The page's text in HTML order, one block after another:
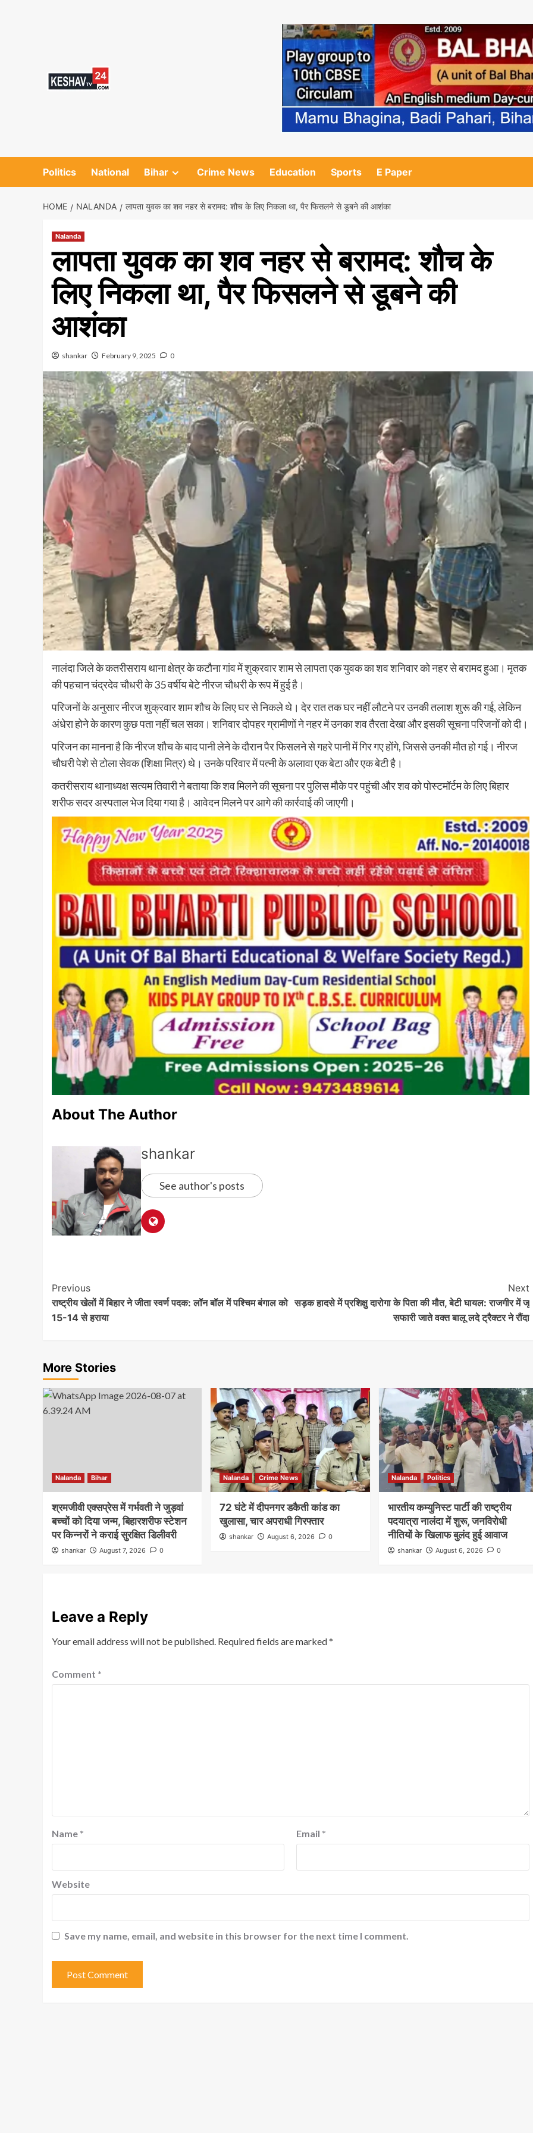
Politics National Bihar Crime News Education Sports E Paper
HOME NALANDA लापता युवक का शव नहर से बरामद: शौच के लिए निकला था, पैर फिसलने से डूबने की आशंका
Nalanda
लापता युवक का शव नहर से बरामद: शौच के
लिए निकला था, पैर फिसलने से डूबने की
आशंका
shankar February 9, 2025 0
नालंदा जिले के कतरीसराय थाना क्षेत्र के कटौना गांव में शुक्रवार शाम से लापता एक युवक का शव शनिवार को नहर से बरामद हुआ। मृतक
की पहचान चंद्रदेव चौधरी के 35 वर्षीय बेटे नीरज चौधरी के रूप में हुई है।
परिजनों के अनुसार नीरज शुक्रवार शाम शौच के लिए घर से निकले थे। देर रात तक घर नहीं लौटने पर उनकी तलाश शुरू की गई, लेकिन
अंधेरा होने के कारण कुछ पता नहीं चल सका। शनिवार दोपहर ग्रामीणों ने नहर में उनका शव तैरता देखा और इसकी सूचना परिजनों को दी।
परिजन का मानना है कि नीरज शौच के बाद पानी लेने के दौरान पैर फिसलने से गहरे पानी में गिर गए होंगे, जिससे उनकी मौत हो गई। नीरज
चौधरी पेशे से टोला सेवक (शिक्षा मित्र) थे। उनके परिवार में पत्नी के अलावा एक बेटा और एक बेटी है।
कतरीसराय थानाध्यक्ष सत्यम तिवारी ने बताया कि शव मिलने की सूचना पर पुलिस मौके पर पहुंची और शव को पोस्टमॉर्टम के लिए बिहार
शरीफ सदर अस्पताल भेज दिया गया है। आवेदन मिलने पर आगे की कार्रवाई की जाएगी।
About The Author
shankar
See author's posts
Post
Navigation
Previous
राष्ट्रीय खेलों में बिहार ने जीता स्वर्ण पदक: लॉन बॉल में पश्चिम बंगाल को
15-14 से हराया
Next
सड़क हादसे में प्रशिक्षु दारोगा के पिता की मौत, बेटी घायल: राजगीर में जू
सफारी जाते वक्त बालू लदे ट्रैक्टर ने रौंदा
More Stories
Nalanda Bihar
श्रमजीवी एक्सप्रेस में गर्भवती ने जुड़वां
बच्चों को दिया जन्म, बिहारशरीफ स्टेशन
पर किन्नरों ने कराई सुरक्षित डिलीवरी
shankar August 7, 2026 0
Nalanda Crime News
72 घंटे में दीपनगर डकैती कांड का
खुलासा, चार अपराधी गिरफ्तार
shankar August 6, 2026 0
Nalanda Politics
भारतीय कम्युनिस्ट पार्टी की राष्ट्रीय
पदयात्रा नालंदा में शुरू, जनविरोधी
नीतियों के खिलाफ बुलंद हुई आवाज
shankar August 6, 2026 0
Leave a Reply
Your email address will not be published. Required fields are marked*
Comment *
Name * Email *
Website
Save my name, email, and website in this browser for the next time I comment.
पिचासा मोड़ पर तेज रफ्तार ट्रक ने स्कूटी सवार को
रौंदा, हाथ में गंभीर चोट; चालक हिरासत में, ट्रक जब्त
0
भागन बीघा ओपी क्षेत्र में हादसे के बाद मची अफरा-तफरी, स्थानीय
लोगों ने घायल को अस्पताल पहुंचाया, पुलिस जांच में जुटी रहुई - भागन
बीघा...
Read More
रूपसपुर में बंद पड़े घर का ताला तोड़कर ₹2.50
लाख नकद समेत करीब ₹18 लाख के गहनों की
चोरी,डॉग स्क्वायड की मदद से जांच में जुटी हरनौत
Read More